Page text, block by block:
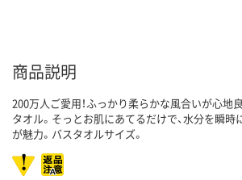
商品説明
200万人ご愛用！ふっかり柔らかな風合いが心地
タオル。そっとお肌にあてるだけで、水分を瞬
が魅力。バスタオルサイズ。